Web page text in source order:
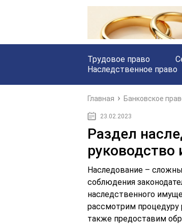
Трудовое право
Наследственное право
Главная Банковское
23.02.2023
Раздел
руководство
Наследование –
соблюдения
наследственного
рассмотрим процедуру
также предоставим